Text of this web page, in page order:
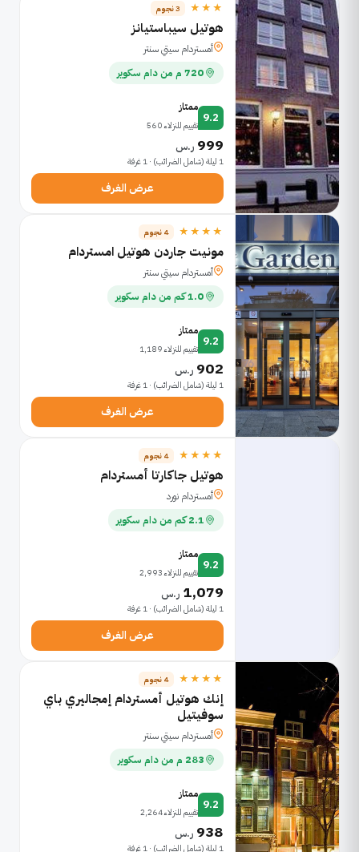
★★★ 3 نجوم
هوتيل سيباستيانز
أمستردام سيتي سنتر
720 م من دام سكوير
9.2
ممتاز
تقييم للنزلاء 560
999 ر.س
1 ليلة (شامل الضرائب) · 1 غرفة
عرض الغرف
★★★★ 4 نجوم
مونيت جاردن هوتيل امستردام
أمستردام سيتي سنتر
1.0 كم من دام سكوير
9.2
ممتاز
تقييم للنزلاء 1,189
902 ر.س
1 ليلة (شامل الضرائب) · 1 غرفة
عرض الغرف
★★★★ 4 نجوم
هوتيل جاكارتا أمستردام
أمستردام نورد
2.1 كم من دام سكوير
9.2
ممتاز
تقييم للنزلاء 2,993
1,079 ر.س
1 ليلة (شامل الضرائب) · 1 غرفة
عرض الغرف
★★★★ 4 نجوم
إنك هوتيل أمستردام إمجاليري باي
سوفيتيل
أمستردام سيتي سنتر
283 م من دام سكوير
9.2
ممتاز
تقييم للنزلاء 2,264
938 ر.س
1 ليلة (شامل الضرائب) · 1 غرفة